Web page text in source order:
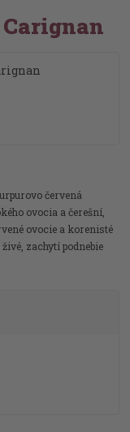
červená
ovocia a čerešní,
ovocie a korenisté
zachytí podnebie